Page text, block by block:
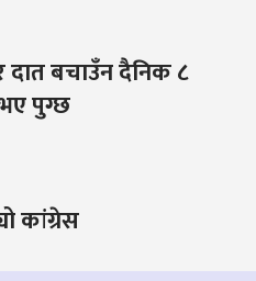
दात बचाउँन दैनिक ८
पुग्छ
कांग्रेस